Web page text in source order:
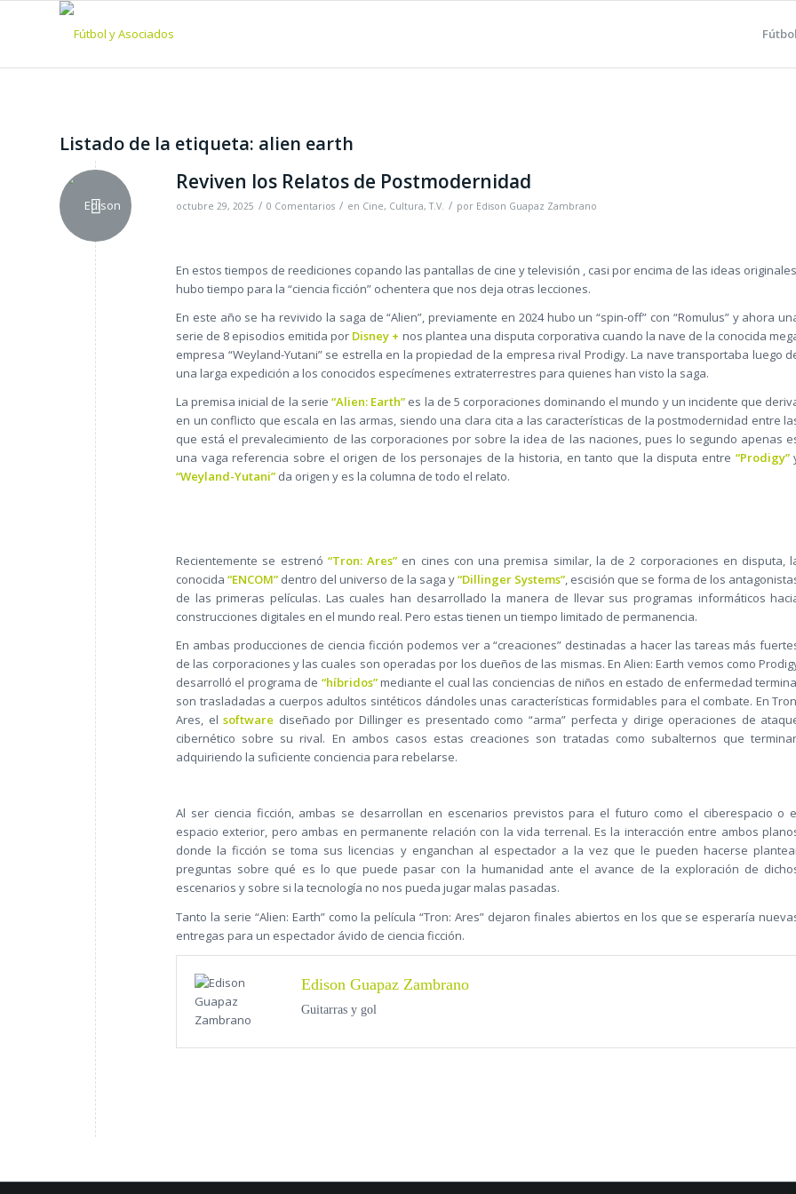
Fútbol
Listado de la etiqueta: alien earth
Reviven los Relatos de Postmodernidad
octubre 29, 2025 / 0 Comentarios / en Cine, Cultura,T.V. / por Edison Guapaz Zambrano
En estos tiempos de reediciones copando las pantallas de cine y televisión , casi por encima de las ideas
hubo tiempo para la “ciencia ficción” ochentera que nos deja otras lecciones.
En este año se ha revivido la saga de “Alien”, previamente en 2024 hubo un “spin-off” con “Romulus” y ahora
serie de 8 episodios emitida por Disney + nos plantea una disputa corporativa cuando la nave de la conocida
empresa “Weyland-Yutani” se estrella en la propiedad de la empresa rival Prodigy. La nave transportaba luego
una larga expedición a los conocidos especímenes extraterrestres para quienes han visto la saga.
La premisa inicial de la serie “Alien: Earth” es la de 5 corporaciones dominando el mundo y un incidente que
en un conflicto que escala en las armas, siendo una clara cita a las características de la postmodernidad entre
que está el prevalecimiento de las corporaciones por sobre la idea de las naciones, pues lo segundo apenas
una vaga referencia sobre el origen de los personajes de la historia, en tanto que la disputa entre “Prodigy”
“Weyland-Yutani” da origen y es la columna de todo el relato.
Recientemente se estrenó “Tron: Ares” en cines con una premisa similar, la de 2 corporaciones en disputa,
conocida“ENCOM” dentro del universo de la saga y“Dillinger Systems”, escisión que se forma de los
de las primeras películas. Las cuales han desarrollado la manera de llevar sus programas informáticos
construcciones digitales en el mundo real. Pero estas tienen un tiempo limitado de permanencia.
En ambas producciones de ciencia ficción podemos ver a “creaciones” destinadas a hacer las tareas más
de las corporaciones y las cuales son operadas por los dueños de las mismas. En Alien: Earth vemos como
desarrolló el programa de “híbridos”mediante el cual las conciencias de niños en estado de enfermedad
son trasladadas a cuerpos adultos sintéticos dándoles unas características formidables para el combate. En
Ares, elsoftware diseñado por Dillinger es presentado como “arma” perfecta y dirige operaciones de
cibernético sobre su rival. En ambos casos estas creaciones son tratadas como subalternos que
adquiriendo la suficiente conciencia para rebelarse.
Al ser ciencia ficción, ambas se desarrollan en escenarios previstos para el futuro como el ciberespacio o
espacio exterior, pero ambas en permanente relación con la vida terrenal. Es la interacción entre ambos
donde la ficción se toma sus licencias y enganchan al espectador a la vez que le pueden hacerse
preguntas sobre qué es lo que puede pasar con la humanidad ante el avance de la exploración de
escenarios y sobre si la tecnología no nos pueda jugar malas pasadas.
Tanto la serie “Alien: Earth” como la película “Tron: Ares” dejaron finales abiertos en los que se esperaría
entregas para un espectador ávido de ciencia ficción.
Edison Guapaz Zambrano
Guitarras y gol